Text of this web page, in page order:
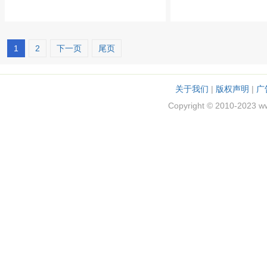
1 2 下一页 尾页
关于我们 | 版权声明 |
Copyright © 2010-2023